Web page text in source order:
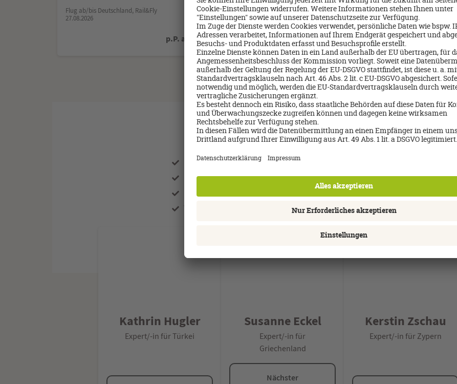
Flug ab/bis Deutschland, Rail&Fly
27.08.2026
p.P. ab 930 €
Flug ab/bis Deutschland, Rail&Fly
05.12.2026
p.P. ab 721 €
Unsere Spezialisten beraten Sie
Kostenlose Beratung durch unsere versierten Reise-Spezialisten
Kostenloses maßgeschneidertes Angebot
Persönliche Betreuung vor, während und nach der Reise
Wir übernehmen die mühsame Reiseplanung und haben viele
Kathrin Hugler
Expert/-in für Türkei
Susanne Eckel
Expert/-in für
Griechenland
Nächster
Kerstin Zschau
Expert/-in für Zypern